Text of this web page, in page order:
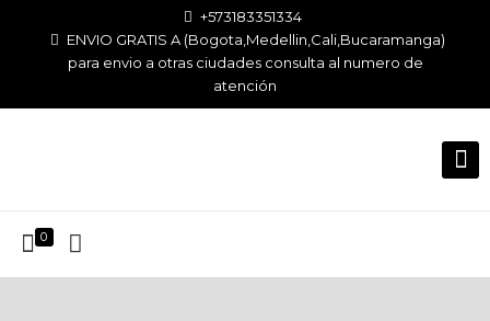
+573183351334
ENVIO GRATIS A (Bogota,Medellin,Cali,Bucaramanga)
para envio a otras ciudades consulta al numero de
atención
0